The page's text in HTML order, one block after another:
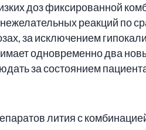
доз фиксированной
реакций по
за исключением
одновременно два
за состоянием
лития с